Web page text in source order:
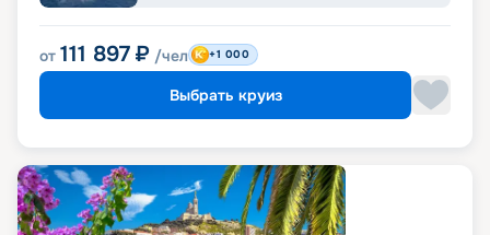
от 111 897 ₽ /чел +1 000
Выбрать круиз